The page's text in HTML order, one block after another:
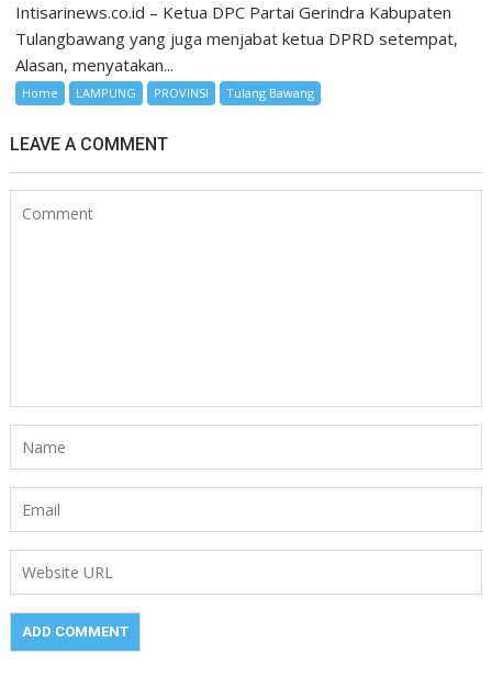
Intisarinews.co.id – Ketua DPC Partai Gerindra Kabupaten
Tulangbawang yang juga menjabat ketua DPRD setempat,
Alasan, menyatakan...
Home LAMPUNG PROVINSI Tulang Bawang
LEAVE A COMMENT